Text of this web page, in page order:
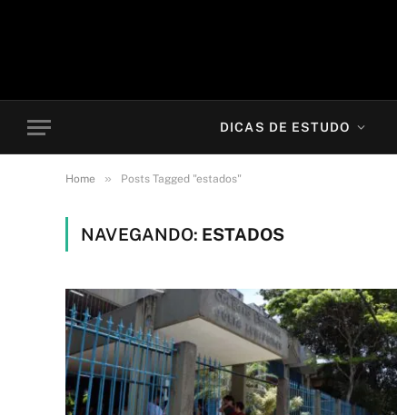
DICAS DE ESTUDO
Home » Posts Tagged "estados"
NAVEGANDO: ESTADOS